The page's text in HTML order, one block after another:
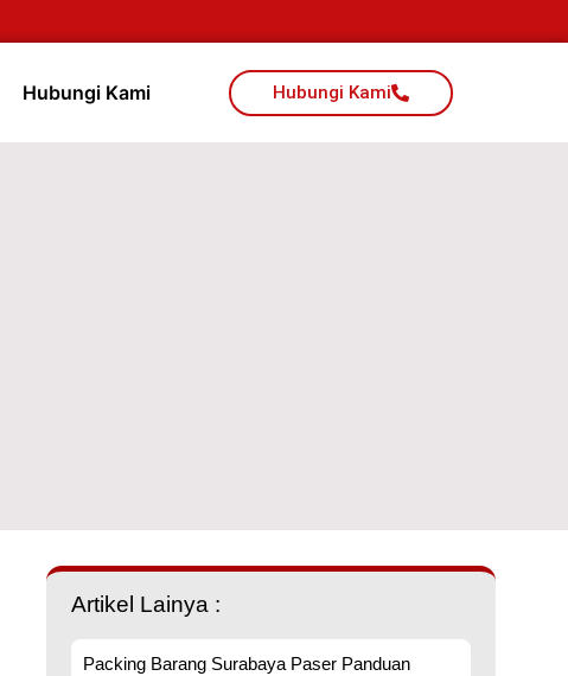
Hubungi Kami Hubungi Kami
Artikel Lainya :
Packing Barang Surabaya Paser Panduan